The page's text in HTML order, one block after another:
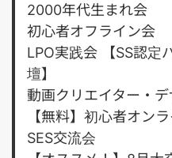
2000年代生まれ会
初心者オフライン会
LPO実践会 【SS認定
壇】
動画クリエイター・
【無料】初心者オン
SES交流会